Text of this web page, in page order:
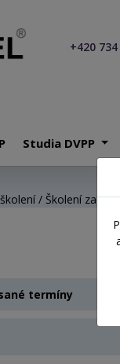
+420
Studia DVPP
/ Školení
termíny